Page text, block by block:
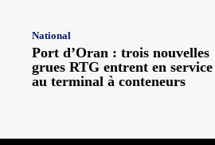
National
Port d’Oran : trois nouvelles
grues RTG entrent en service
au terminal à conteneurs